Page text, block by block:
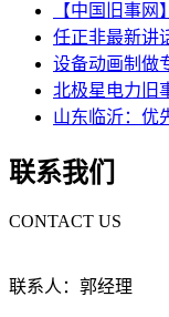
【中国旧事
任正非最新讲
设备动画制做
北极星电力旧
山东临沂：优
联系我们
CONTACT US
联系人：郭经理